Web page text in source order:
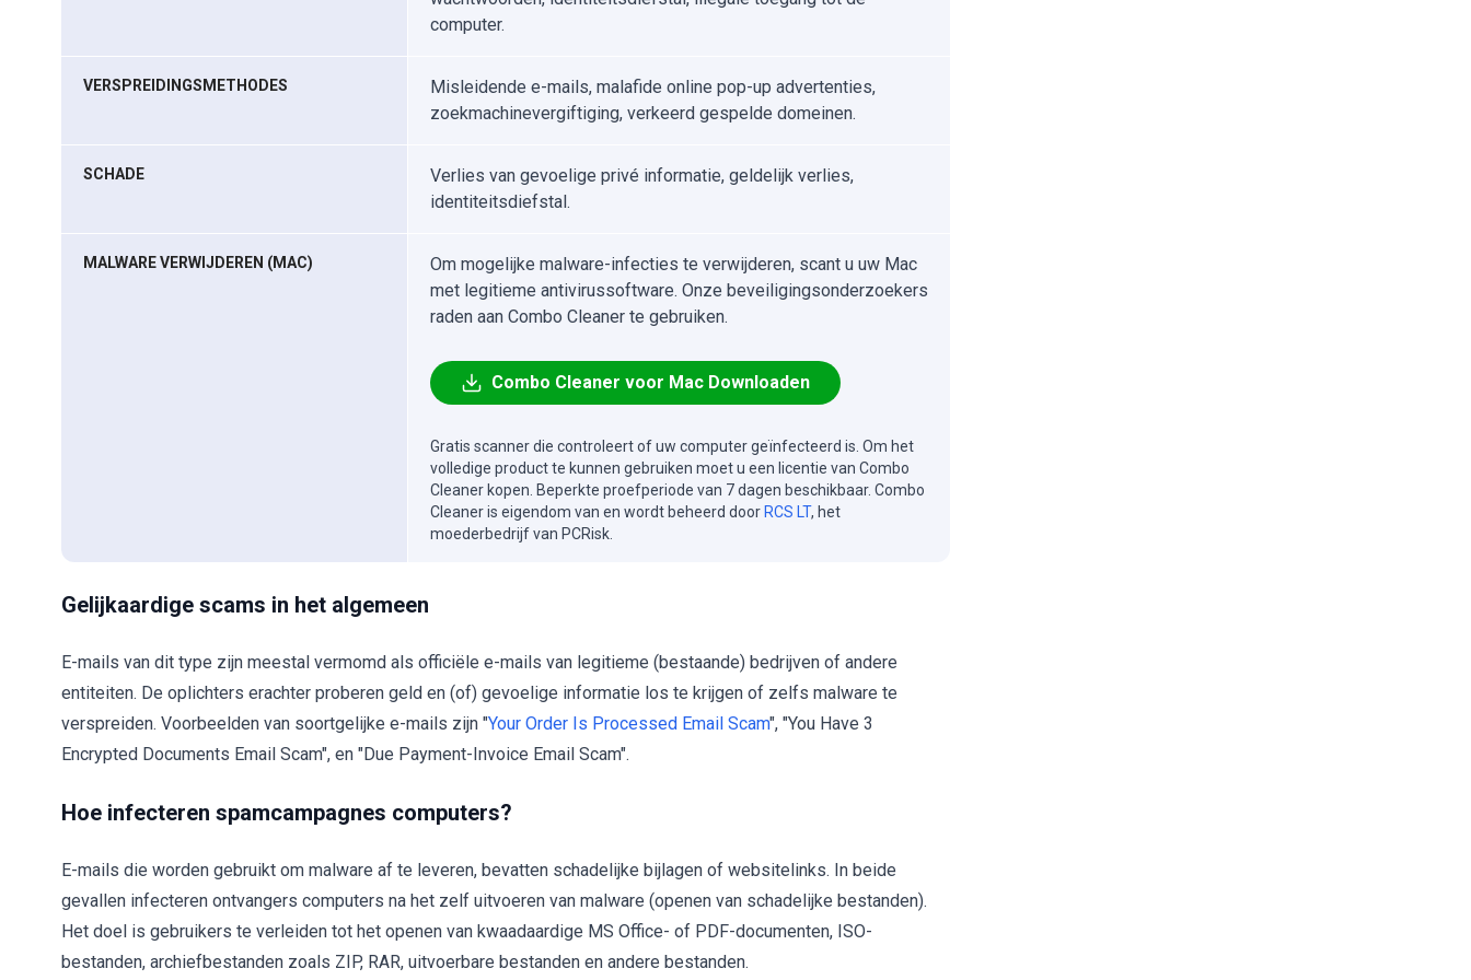
computer.
VERSPREIDINGSMETHODES
Misleidende e-mails, malafide online pop-up advertenties,
zoekmachinevergiftiging, verkeerd gespelde domeinen.
SCHADE
Verlies van gevoelige privé informatie, geldelijk verlies,
identiteitsdiefstal.
MALWARE VERWIJDEREN (MAC)
Om mogelijke malware-infecties te verwijderen, scant u uw Mac
met legitieme antivirussoftware. Onze beveiligingsonderzoekers
raden aan Combo Cleaner te gebruiken.
Combo Cleaner voor Mac Downloaden
Gratis scanner die controleert of uw computer geïnfecteerd is. Om het
volledige product te kunnen gebruiken moet u een licentie van Combo
Cleaner kopen. Beperkte proefperiode van 7 dagen beschikbaar. Combo
Cleaner is eigendom van en wordt beheerd door RCS LT, het
moederbedrijf van PCRisk.
Gelijkaardige scams in het algemeen
E-mails van dit type zijn meestal vermomd als officiële e-mails van legitieme (bestaande) bedrijven of andere
entiteiten. De oplichters erachter proberen geld en (of) gevoelige informatie los te krijgen of zelfs malware te
verspreiden. Voorbeelden van soortgelijke e-mails zijn "Your Order Is Processed Email Scam", "You Have 3
Encrypted Documents Email Scam", en "Due Payment-Invoice Email Scam".
Hoe infecteren spamcampagnes computers?
E-mails die worden gebruikt om malware af te leveren, bevatten schadelijke bijlagen of websitelinks. In beide
gevallen infecteren ontvangers computers na het zelf uitvoeren van malware (openen van schadelijke bestanden).
Het doel is gebruikers te verleiden tot het openen van kwaadaardige MS Office- of PDF-documenten, ISO-
bestanden, archiefbestanden zoals ZIP, RAR, uitvoerbare bestanden en andere bestanden.